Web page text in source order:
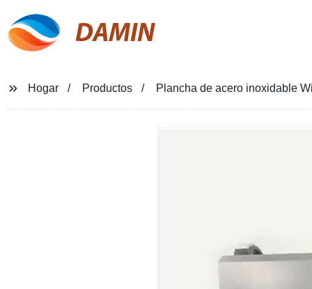
DAMIN
Hogar Productos Plancha de acero inoxidable